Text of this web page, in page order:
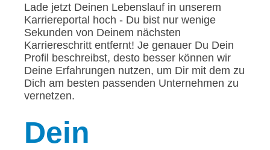
Lade jetzt Deinen Lebenslauf in unserem
Karriereportal hoch - Du bist nur wenige
Sekunden von Deinem nächsten
Karriereschritt entfernt! Je genauer Du Dein
Profil beschreibst, desto besser können wir
Deine Erfahrungen nutzen, um Dir mit dem zu
Dich am besten passenden Unternehmen zu
vernetzen.
Dein